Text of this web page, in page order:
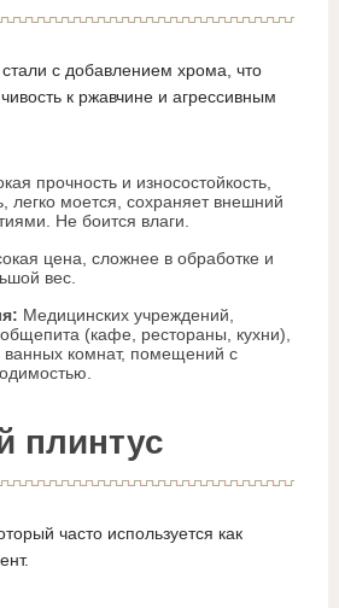
стали с добавлением хрома, что
к ржавчине и агрессивным
прочность и износостойкость,
легко моется, сохраняет внешний
Не боится влаги.
цена, сложнее в обработке и
вес.
Медицинских учреждений,
(кафе, рестораны, кухни),
ванных комнат, помещений с
плинтус
часто используется как